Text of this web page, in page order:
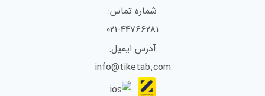
شماره تماس:
021-44766281
آدرس ایمیل:
info@tiketab.com